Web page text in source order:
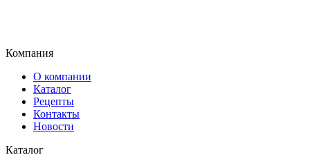
Компания
О компании
Каталог
Рецепты
Контакты
Новости
Каталог